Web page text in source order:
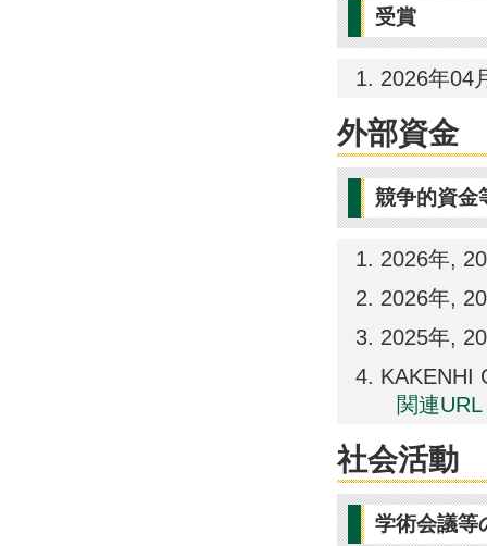
受賞
2026年04
外部資金
競争的資金
2026年,
2026年,
2025年,
KAKENHI
関連URL
社会活動
学術会議等